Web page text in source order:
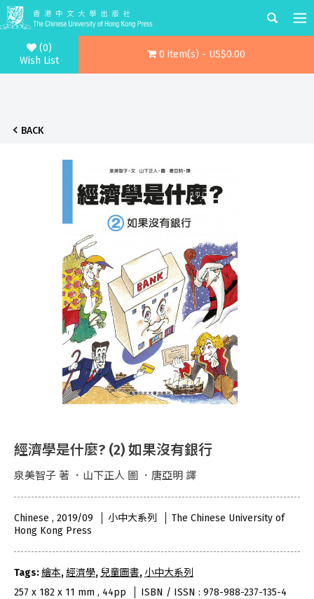
(0)
Wish List
0 item(s) - US$0.00
BACK
經濟學是什麼? (2) 如果沒有銀行
泉美智子 著 ．山下正人 圖 ．唐亞明 譯
Chinese , 2019/09 小中大系列
The Chinese University of
Hong Kong Press
Tags:繪本,經濟學, 兒童圖書, 小中大系列
257 x 182 x 11 mm , 44pp
ISBN / ISSN : 978-988-237-135-4